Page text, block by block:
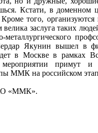
Кстати, в доменном
того,
велика заслуга таких
металлургического
Якунин вышел в
в Москве в рамках
примут и
ММК на российском
«ММК».